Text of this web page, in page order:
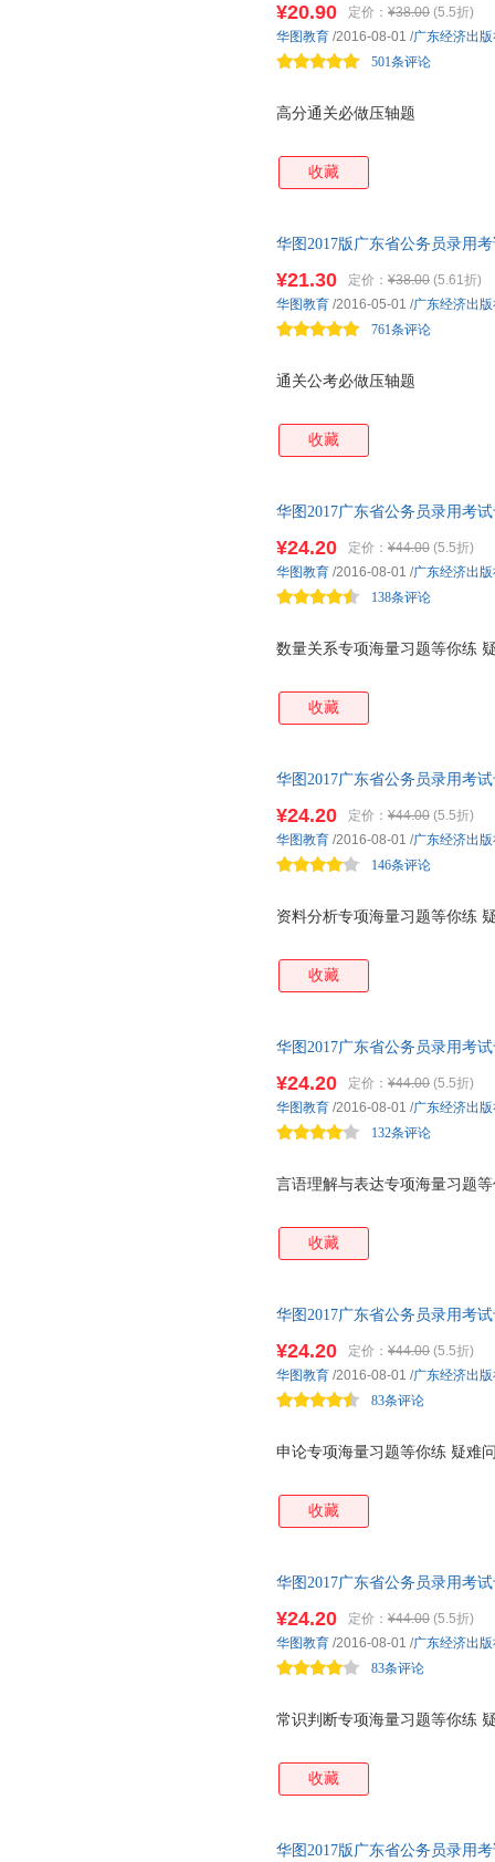
高分通关必做压轴题
¥20.90 定价： ¥38.00 (5.5折)
501条评论
华图教育 /2016-08-01 /广东经济出
收藏
华图2017版广东省公务员录用
考疑问在线答，龙争虎斗三国
通关公考必做压轴题
¥21.30 定价： ¥38.00 (5.61折)
761条评论
华图教育 /2016-05-01 /广东经济出
收藏
华图2017广东省公务员录用考
数量关系专项海量习题等你练
¥24.20 定价： ¥44.00 (5.5折)
138条评论
华图教育 /2016-08-01 /广东经济出
收藏
华图2017广东省公务员录用考
资料分析专项海量习题等你练
¥24.20 定价： ¥44.00 (5.5折)
146条评论
华图教育 /2016-08-01 /广东经济出
收藏
华图2017广东省公务员录用考
言语理解与表达专项海量习题
¥24.20 定价： ¥44.00 (5.5折)
132条评论
华图教育 /2016-08-01 /广东经济出
收藏
华图2017广东省公务员录用考
申论专项海量习题等你练 疑难
¥24.20 定价： ¥44.00 (5.5折)
83条评论
华图教育 /2016-08-01 /广东经济出
收藏
华图2017广东省公务员录用考
常识判断专项海量习题等你练
¥24.20 定价： ¥44.00 (5.5折)
83条评论
华图教育 /2016-08-01 /广东经济出
收藏
华图2017版广东省公务员录用